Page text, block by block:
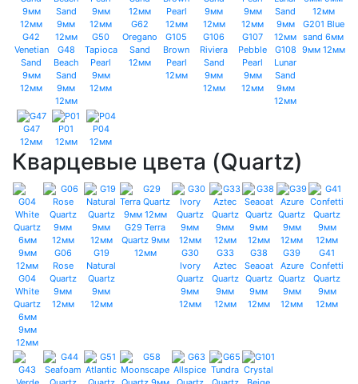
G42
Venetian
Sand
9мм
12мм
G48
Beach
Sand
9мм
12мм
G50
Tapioca
Pearl
9мм
12мм
G62
Oregano
Sand
12мм
G105
Brown
Pearl
12мм
G106
Riviera
Sand
9мм
12мм
G107
Pebble
Pearl
9мм
12мм
G108
Lunar
Sand
9мм
12мм
G201 Blue
sand 6мм
9мм 12мм
G47
12мм
P01
12мм
P04
12мм
Кварцевые цвета (Quartz)
G04
White
Quartz
6мм
9мм
12мм
G06
Rose
Quartz
9мм
12мм
G19
Natural
Quartz
9мм
12мм
G29 Terra
Quartz 9мм
12мм
G30
Ivory
Quartz
9мм
12мм
G33
Aztec
Quartz
9мм
12мм
G38
Seaoat
Quartz
9мм
12мм
G39
Azure
Quartz
9мм
12мм
G41
Confetti
Quartz
9мм
12мм